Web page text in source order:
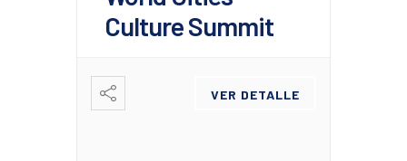
Culture Summit
VER DETALLE